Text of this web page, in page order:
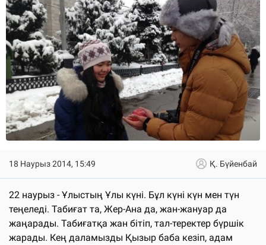
18 Наурыз 2014, 15:49 Қ. Бүйенбай
22 наурыз - Ұлыстың Ұлы күнi. Бұл күнi күн мен түн
теңеледi. Табиғат та, Жер-Ана да, жан-жануар да
жаңарады. Табиғатқа жан бітіп, тал-теректер бүршiк
жарады. Кең даламызды Қызыр баба кезiп, адам